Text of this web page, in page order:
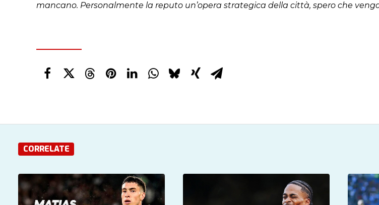
mancano. Personalmente la reputo un’opera strategica della città, spero che
CORRELATE